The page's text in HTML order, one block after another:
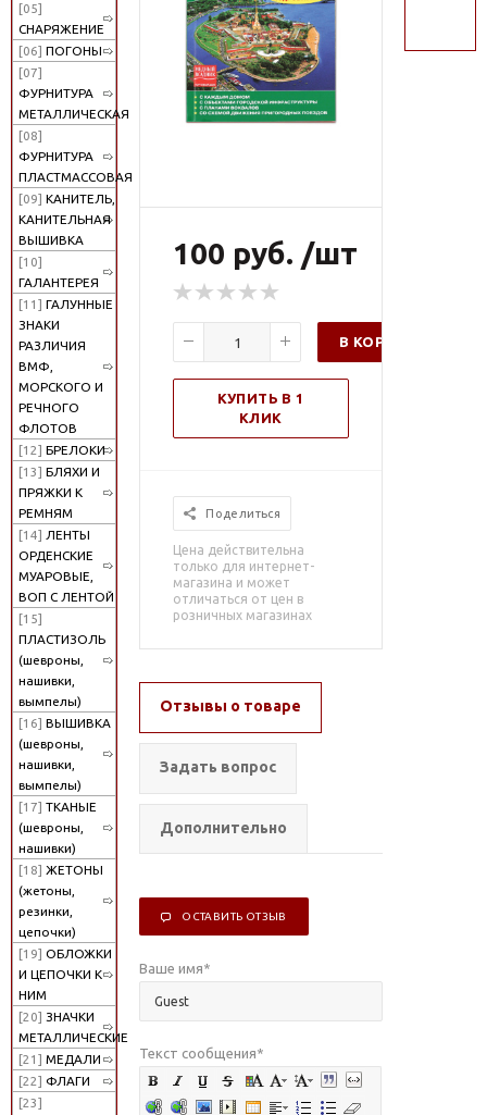
[05]
СНАРЯЖЕНИЕ
[06] ПОГОНЫ
[07]
ФУРНИТУРА
МЕТАЛЛИЧЕСКАЯ
[08]
ФУРНИТУРА
ПЛАСТМАССОВАЯ
[09] КАНИТЕЛЬ,
КАНИТЕЛЬНАЯ
ВЫШИВКА
[10]
ГАЛАНТЕРЕЯ
[11] ГАЛУННЫЕ
ЗНАКИ
РАЗЛИЧИЯ
ВМФ,
МОРСКОГО И
РЕЧНОГО
ФЛОТОВ
[12] БРЕЛОКИ
[13] БЛЯХИ И
ПРЯЖКИ К
РЕМНЯМ
[14] ЛЕНТЫ
ОРДЕНСКИЕ
МУАРОВЫЕ,
ВОП С ЛЕНТОЙ
[15]
ПЛАСТИЗОЛЬ
(шевроны,
нашивки,
вымпелы)
[16] ВЫШИВКА
(шевроны,
нашивки,
вымпелы)
[17] ТКАНЫЕ
(шевроны,
нашивки)
[18] ЖЕТОНЫ
(жетоны,
резинки,
цепочки)
[19] ОБЛОЖКИ
И ЦЕПОЧКИ К
НИМ
[20] ЗНАЧКИ
МЕТАЛЛИЧЕСКИЕ
[21] МЕДАЛИ
[22] ФЛАГИ
[23]
100 руб. /шт
В КОРЗИНУ
КУПИТЬ В 1
КЛИК
Поделиться
Цена действительна
только для интернет-
магазина и может
отличаться от цен в
розничных магазинах
Отзывы о товаре
Задать вопрос
Дополнительно
ОСТАВИТЬ ОТЗЫВ
Ваше имя*
Текст сообщения*